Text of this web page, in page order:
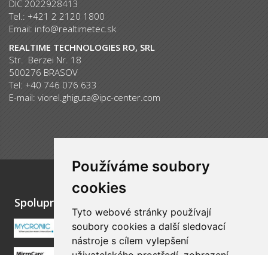
Používáme soubory
cookies
Tyto webové stránky používají
soubory cookies a další sledovací
nástroje s cílem vylepšení
DIC 2022928413
Tel.: +421 2 2120 1800
Email: info@realtimetec.sk
REALTIME TECHNOLOGIES RO, SRL
Str. Berzei Nr. 18
500276 BRASOV
Tel: +40 746 076 633
E-mail: viorel.ghiguta@ipc-center.com
Spolupracujeme